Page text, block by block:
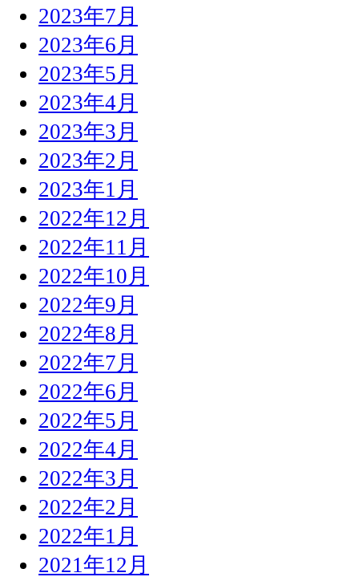
2023年7月
2023年6月
2023年5月
2023年4月
2023年3月
2023年2月
2023年1月
2022年12月
2022年11月
2022年10月
2022年9月
2022年8月
2022年7月
2022年6月
2022年5月
2022年4月
2022年3月
2022年2月
2022年1月
2021年12月